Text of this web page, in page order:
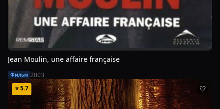
Jean Moulin, une affaire française
Фильм 2003
⭐5.7 🤍